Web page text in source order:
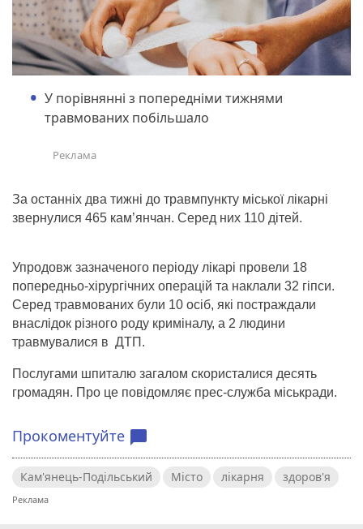
У порівнянні з попередніми тижнями
травмованих побільшало
За останніх два тижні до травмпункту міської лікарні
звернулися 465 кам’янчан. Серед них 110 дітей.
Упродовж зазначеного періоду лікарі провели 18
попередньо-хірургічних операцій та наклали 32 гіпси.
Серед травмованих були 10 осіб, які постраждали
внаслідок різного роду криміналу, а 2 людини
травмувалися в ДТП.
Послугами шпиталю загалом скористалися десять
громадян. Про це повідомляє прес-служба міськради.
Прокоментуйте chat_bubble
Кам'янець-Подільський Місто лікарня здоров'я